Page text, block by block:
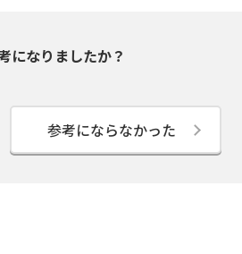
になりましたか？
参考にならなかった